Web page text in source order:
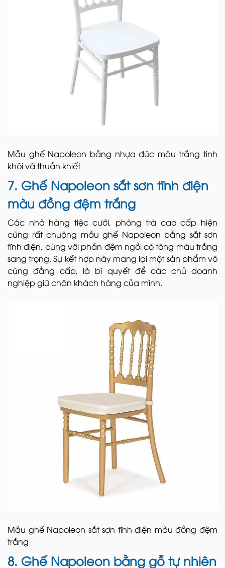
Mẫu ghế Napoleon bằng nhựa đúc màu trắng tinh
khôi và thuần khiết
7. Ghế Napoleon sắt sơn tĩnh điện
màu đồng đệm trắng
Các nhà hàng tiệc cưới, phòng trà cao cấp hiện
cũng rất chuộng mẫu ghế Napoleon bằng sắt sơn
tĩnh điện, cùng với phần đệm ngồi có tông màu trắng
sang trọng. Sự kết hợp này mang lại một sản phẩm vô
cùng đẳng cấp, là bí quyết để các chủ doanh
nghiệp giữ chân khách hàng của mình.
Mẫu ghế Napoleon sắt sơn tĩnh điện màu đồng đệm
trắng
8. Ghế Napoleon bằng gỗ tự nhiên